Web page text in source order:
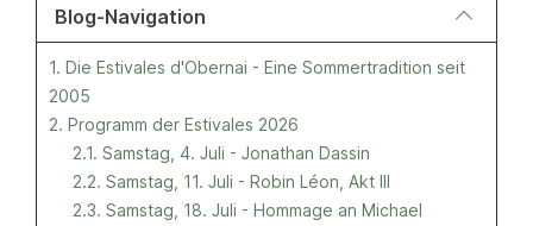
Blog-Navigation
1. Die Estivales d'Obernai - Eine Sommertradition seit
2005
2. Programm der Estivales 2026
2.1. Samstag, 4. Juli - Jonathan Dassin
2.2. Samstag, 11. Juli - Robin Léon, Akt III
2.3. Samstag, 18. Juli - Hommage an Michael